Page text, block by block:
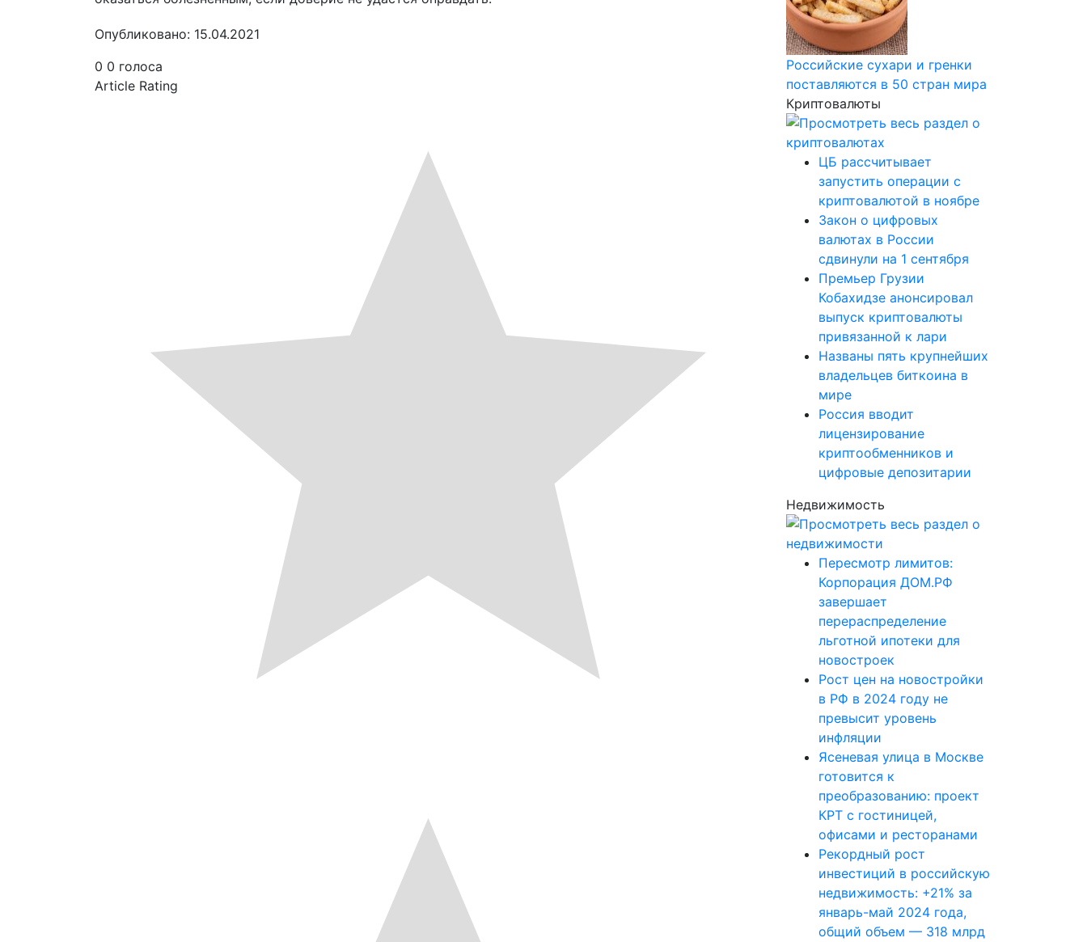
Опубликовано: 15.04.2021
0 0 голоса
Article Rating
Российские сухари и гренки
поставляются в 50 стран мира
Криптовалюты
ЦБ рассчитывает
запустить операции с
криптовалютой в ноябре
Закон о цифровых
валютах в России
сдвинули на 1 сентября
Премьер Грузии
Кобахидзе анонсировал
выпуск криптовалюты
привязанной к лари
Названы пять крупнейших
владельцев биткоина в
мире
Россия вводит
лицензирование
криптообменников и
цифровые депозитарии
Недвижимость
Пересмотр лимитов:
Корпорация ДОМ.РФ
завершает
перераспределение
льготной ипотеки для
новостроек
Рост цен на новостройки
в РФ в 2024 году не
превысит уровень
инфляции
Ясеневая улица в Москве
готовится к
преобразованию: проект
КРТ с гостиницей,
офисами и ресторанами
Рекордный рост
инвестиций в российскую
недвижимость: +21% за
январь-май 2024 года,
общий объем — 318 млрд